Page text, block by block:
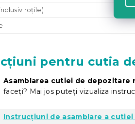
roțile)
pentru cutia
Asamblarea cutiei de depozitare
faceți? Mai jos puteți vizualiza
Instrucțiuni de asamblare a